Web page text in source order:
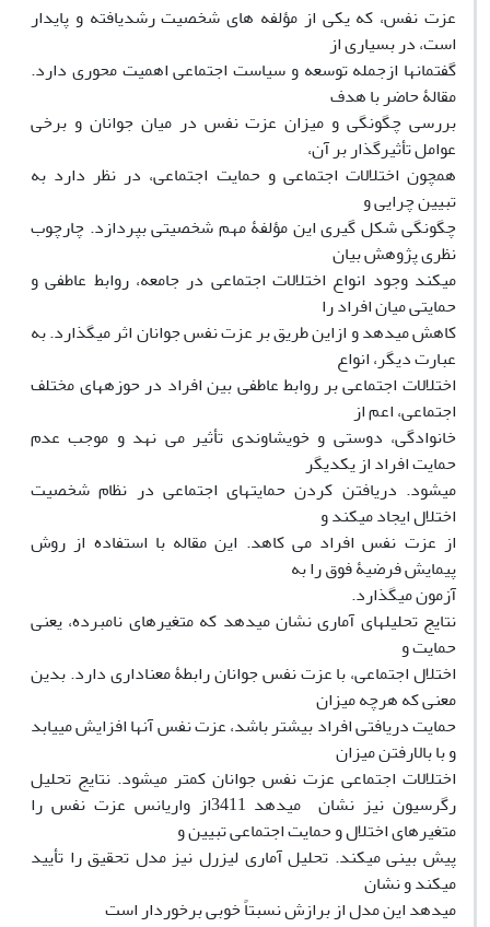
عزت نفس، که یکی از مؤلفه های شخصیت رشدیافته و پایدار
است، در بسیاری از
گفتمانها ازجمله توسعه و سیاست اجتماعی اهمیت محوری دارد.
مقالۀ حاضر با هدف
بررسی چگونگی و میزان عزت نفس در میان جوانان و برخی
عوامل تأثیرگذار بر آن،
همچون اختلالات اجتماعی و حمایت اجتماعی، در نظر دارد به
تبیین چرایی و
چگونگی شکل گیری این مؤلفۀ مهم شخصیتی بپردازد. چارچوب
نظری پژوهش بیان
میکند وجود انواع اختلالات اجتماعی در جامعه، روابط عاطفی و
حمایتی میان افراد را
کاهش میدهد و ازاین طریق بر عزت نفس جوانان اثر میگذارد. به
عبارت دیگر، انواع
اختلالات اجتماعی بر روابط عاطفی بین افراد در حوزههای مختلف
اجتماعی، اعم از
خانوادگی، دوستی و خویشاوندی تأثیر می نهد و موجب عدم
حمایت افراد از یکدیگر
میشود. دریافتن کردن حمایتهای اجتماعی در نظام شخصیت
اختلال ایجاد میکند و
از عزت نفس افراد می کاهد. این مقاله با استفاده از روش
پیمایش فرضیۀ فوق را به
آزمون میگذارد.
نتایج تحلیلهای آماری نشان میدهد که متغیرهای نامبرده، یعنی
حمایت و
اختلال اجتماعی، با عزت نفس جوانان رابطۀ معناداری دارد. بدین
معنی که هرچه میزان
حمایت دریافتی افراد بیشتر باشد، عزت نفس آنها افزایش مییابد
و با بالارفتن میزان
اختلالات اجتماعی عزت نفس جوانان کمتر میشود. نتایج تحلیل
رگرسیون نیز نشان میدهد 3411از واریانس عزت نفس را
متغیرهای اختلال و حمایت اجتماعی تبیین و
پیش بینی میکند. تحلیل آماری لیزرل نیز مدل تحقیق را تأیید
میکند و نشان
میدهد این مدل از برازش نسبتاً خوبی برخوردار است